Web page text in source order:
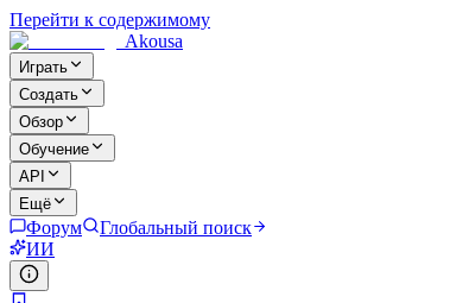
Перейти к содержимому
Akousa
Играть
Создать
Обзор
Обучение
API
Ещё
Форум
Глобальный поиск
ИИ